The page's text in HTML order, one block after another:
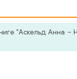
"Аскельд Анна –